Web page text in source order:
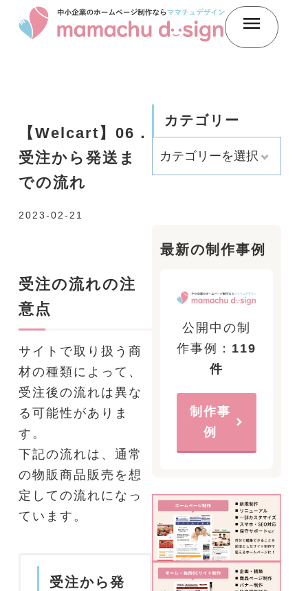
カテゴリー
最新の制作事例
公開中の制
作事例： 119
件
制作事
例
【Welcart】06．
受注から発送ま
での流れ
2023-02-21
受注の流れの注
意点
サイトで取り扱う商
材の種類によって、
受注後の流れは異な
る可能性がありま
す。
下記の流れは、 通常
の物販商品販売を想
定しての流れになっ
ています。
受注から発